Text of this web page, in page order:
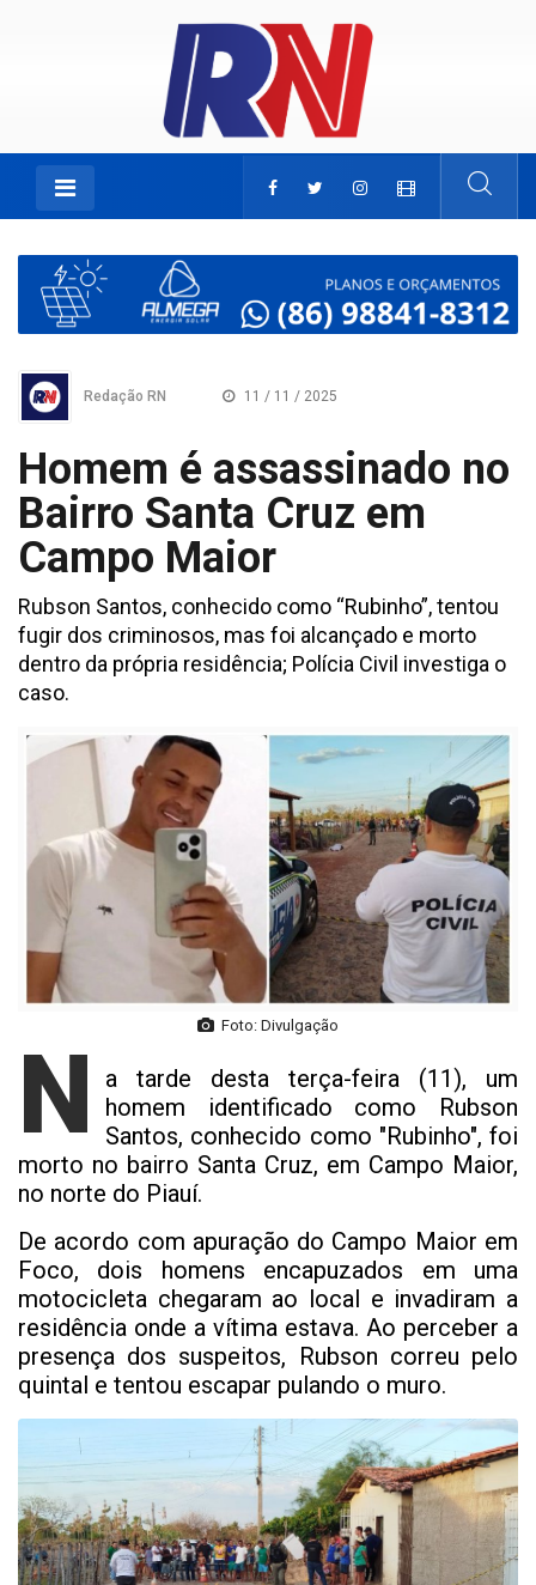
Redação RN 11 / 11 / 2025
Homem é assassinado no
Bairro Santa Cruz em
Campo Maior
Rubson Santos, conhecido como “Rubinho”, tentou
fugir dos criminosos, mas foi alcançado e morto
dentro da própria residência; Polícia Civil investiga o
caso.
Foto: Divulgação
N
a tarde desta terça-feira (11), um
homem identificado como Rubson
Santos, conhecido como "Rubinho", foi
morto no bairro Santa Cruz, em Campo Maior,
no norte do Piauí.
De acordo com apuração do Campo Maior em
Foco, dois homens encapuzados em uma
motocicleta chegaram ao local e invadiram a
residência onde a vítima estava. Ao perceber a
presença dos suspeitos, Rubson correu pelo
quintal e tentou escapar pulando o muro.